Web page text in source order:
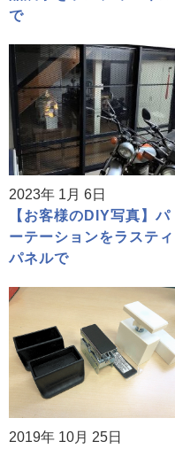
で
2023年 1月 6日
【お客様のDIY写真】パ
ーテーションをラスティ
パネルで
2019年 10月 25日